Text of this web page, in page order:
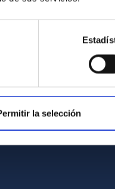
la selección
Privacy policy
Legal notice
Cookies
Accessibility